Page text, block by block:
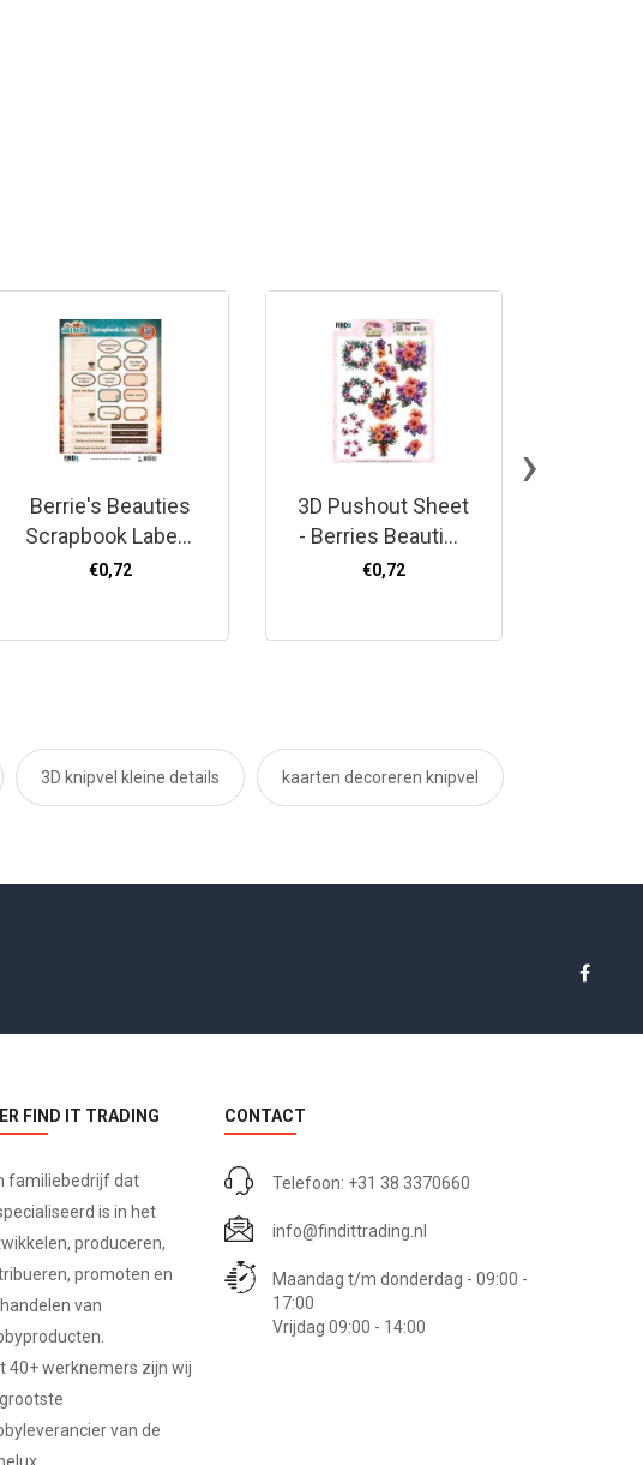
Berrie's Beauties
Scrapbook Labels
- Grillmasters - NL
€0,72
3D Pushout Sheet
- Berries Beauties
- Blooming
€0,72
›
3D knipvel kleine details kaarten decoreren knipvel
FIND IT TRADING
familiebedrijf dat
is in het
produceren,
promoten en
van
40+ werknemers zijn wij
van de
CONTACT
Telefoon: +31 38 3370660
info@findittrading.nl
Maandag t/m donderdag - 09:00 -
17:00
Vrijdag 09:00 - 14:00